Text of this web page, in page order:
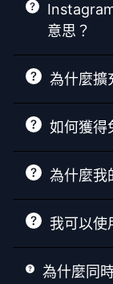
意思？
為什麼擴
如何獲得
為什麼我
我可以使
為什麼同